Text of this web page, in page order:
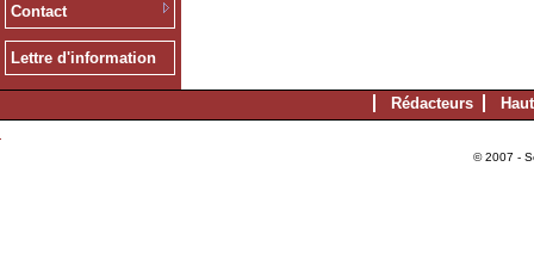
Contact
Lettre d'information
Rédacteurs
© 2007 -